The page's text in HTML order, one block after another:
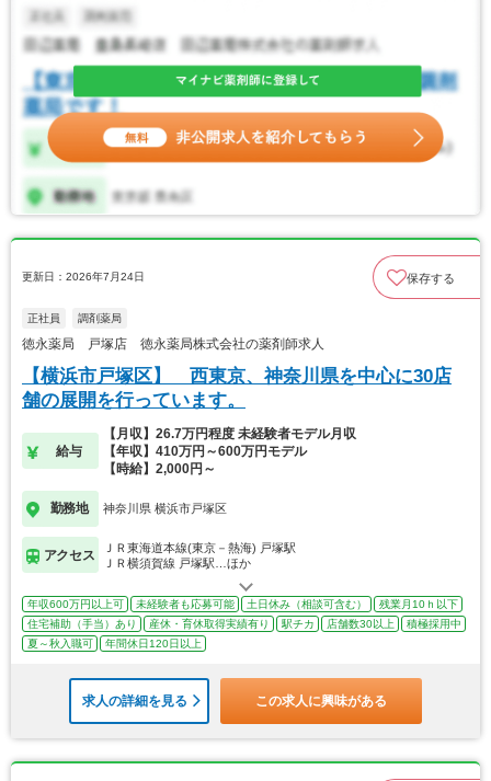
更新日：2026年7月24日 保存する
正社員 調剤薬局
徳永薬局 戸塚店 徳永薬局株式会社の薬剤師求人
【横浜市戸塚区】 西東京、神奈川県を中心に30店
舗の展開を行っています。
給与
【月収】26.7万円程度 未経験者モデル月収
【年収】410万円～600万円モデル
【時給】2,000円～
勤務地 神奈川県 横浜市戸塚区
アクセス
ＪＲ東海道本線(東京－熱海) 戸塚駅
ＪＲ横須賀線 戸塚駅…ほか
年収600万円以上可 未経験者も応募可能 土日休み（相談可含む）
残業月10ｈ以下
住宅補助（手当）あり
産休・育休取得実績有り 駅チカ 店舗数30以上
積極採用中
夏～秋入職可
年間休日120日以上
求人の詳細を見る この求人に興味がある